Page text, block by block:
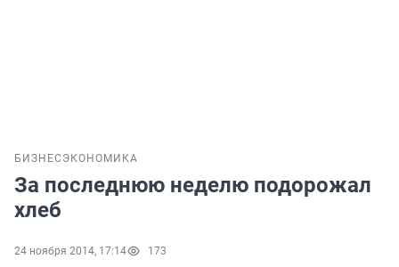
БИЗНЕС ЭКОНОМИКА
За последнюю неделю подорожал
хлеб
24 ноября 2014, 17:14 173